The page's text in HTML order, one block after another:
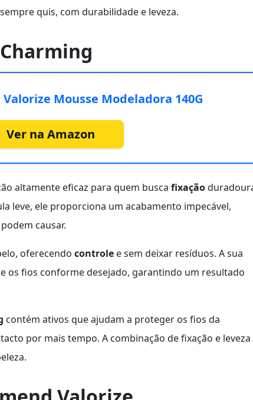
quis, com durabilidade e leveza.
Mousse Modeladora 140G
Ver na Amazon
altamente eficaz para quem busca fixação
leve, ele proporciona um acabamento impecável,
causar.
oferecendo controle esem deixar resíduos. A sua
os fios conforme desejado, garantindo um resultado
contém ativos que ajudam a proteger os fios da
por mais tempo. A combinação de fixação e leveza